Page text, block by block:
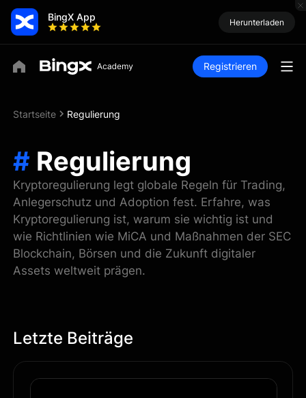
BingX App Herunterladen
Registrieren
Startseite Regulierung
# Regulierung
Kryptoregulierung legt globale Regeln für Trading,
Anlegerschutz und Adoption fest. Erfahre, was
Kryptoregulierung ist, warum sie wichtig ist und
wie Richtlinien wie MiCA und Maßnahmen der SEC
Blockchain, Börsen und die Zukunft digitaler
Assets weltweit prägen.
Letzte Beiträge